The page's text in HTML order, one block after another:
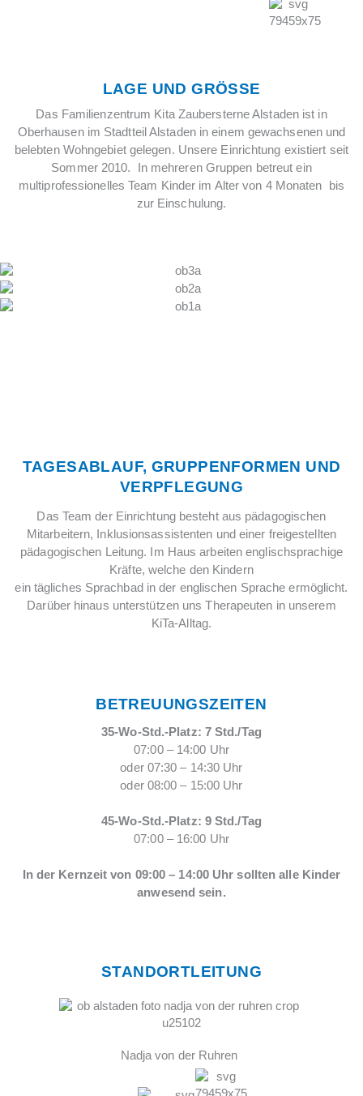
LAGE UND GRÖSSE
Das Familienzentrum Kita Zaubersterne Alstaden ist in
Oberhausen im Stadtteil Alstaden in einem gewachsenen und
belebten Wohngebiet gelegen. Unsere Einrichtung existiert seit
Sommer 2010. In mehreren Gruppen betreut ein
multiprofessionelles Team Kinder im Alter von 4 Monaten bis
zur Einschulung.
TAGESABLAUF, GRUPPENFORMEN UND
VERPFLEGUNG
Das Team der Einrichtung besteht aus pädagogischen
Mitarbeitern, Inklusionsassistenten und einer freigestellten
pädagogischen Leitung. Im Haus arbeiten englischsprachige
Kräfte, welche den Kindern
ein tägliches Sprachbad in der englischen Sprache ermöglicht.
Darüber hinaus unterstützen uns Therapeuten in unserem
KiTa-Alltag.
BETREUUNGSZEITEN
35-Wo-Std.-Platz: 7 Std./Tag
07:00 – 14:00 Uhr
oder 07:30 – 14:30 Uhr
oder 08:00 – 15:00 Uhr
45-Wo-Std.-Platz: 9 Std./Tag
07:00 – 16:00 Uhr
In der Kernzeit von 09:00 – 14:00 Uhrsollten alle Kinder
anwesend sein.
STANDORTLEITUNG
Nadja von der Ruhren